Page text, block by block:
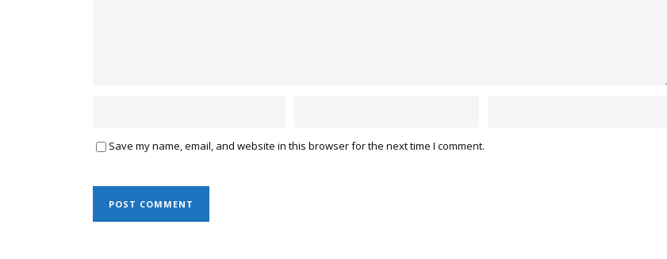
Save my name, email, and website in this browser for the next time I comment.